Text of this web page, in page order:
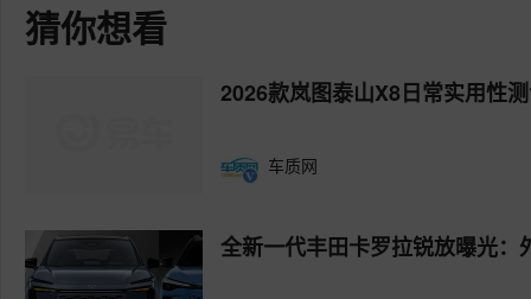
猜你想看
2026款岚图泰山X8日常实用性
车质网
全新一代丰田卡罗拉锐放曝光：